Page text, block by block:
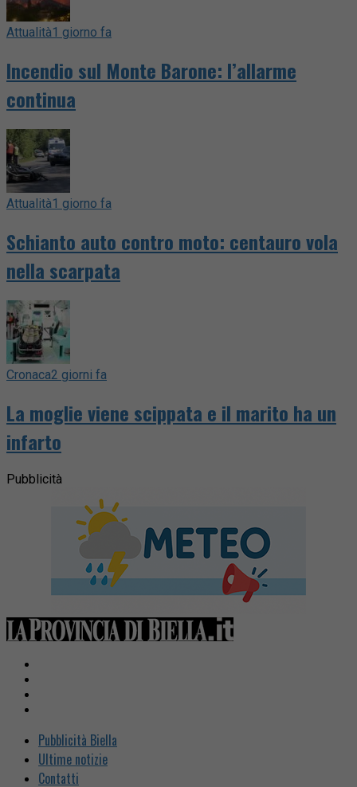
Attualità1 giorno fa
Incendio sul Monte Barone: l’allarme
continua
Attualità1 giorno fa
Schianto auto contro moto: centauro vola
nella scarpata
Cronaca2 giorni fa
La moglie viene scippata e il marito ha un
infarto
Pubblicità
Pubblicità Biella
Ultime notizie
Contatti